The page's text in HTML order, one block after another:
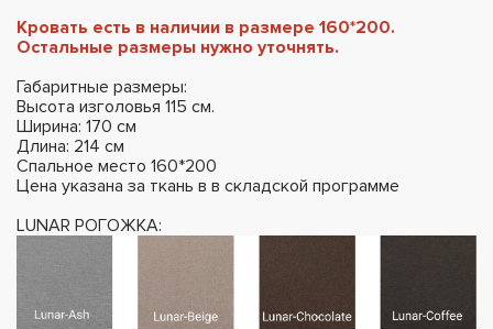
Кровать есть в наличии в размере 160*200.
Остальные размеры нужно уточнять.
Габаритные размеры:
Высота изголовья 115 см.
Ширина: 170 см
Длина: 214 см
Спальное место 160*200
Цена указана за ткань в в складской программе
LUNAR РОГОЖКА: